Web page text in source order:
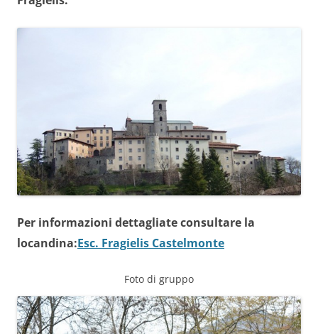
Per informazioni dettagliate consultare la
locandina:Esc. Fragielis Castelmonte
Foto di gruppo